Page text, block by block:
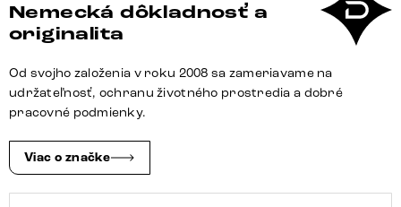
polygonálny
140×50
keramika
onyx
Zentharo
kov
titánová
Nemecká dôkladnosť a
originalita
Od svojho založenia v roku 2008 sa zameriavame na
udržateľnosť, ochranu životného prostredia a dobré
pracovné podmienky.
Viac o značke